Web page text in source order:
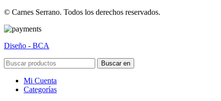
© Carnes Serrano. Todos los derechos reservados.
Diseño - BCA
Buscar en
Mi Cuenta
Categorías